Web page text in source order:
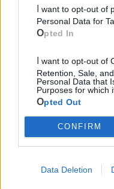
Personal Data for
Opted In
Retention, Sale,
Personal Data that
Purposes for which
Opted Out
CONFIRM
Data Deletion
Cia Agricoltori
Scopri tutte le notizie, gli
Due Mari